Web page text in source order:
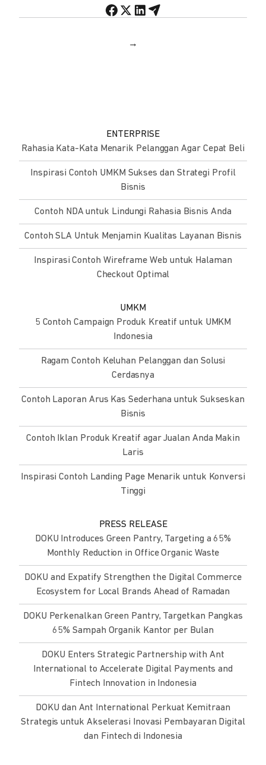
→
ENTERPRISE
Rahasia Kata-Kata Menarik Pelanggan Agar Cepat Beli
Inspirasi Contoh UMKM Sukses dan Strategi Profil
Bisnis
Contoh NDA untuk Lindungi Rahasia Bisnis Anda
Contoh SLA Untuk Menjamin Kualitas Layanan Bisnis
Inspirasi Contoh Wireframe Web untuk Halaman
Checkout Optimal
UMKM
5 Contoh Campaign Produk Kreatif untuk UMKM
Indonesia
Ragam Contoh Keluhan Pelanggan dan Solusi
Cerdasnya
Contoh Laporan Arus Kas Sederhana untuk Sukseskan
Bisnis
Contoh Iklan Produk Kreatif agar Jualan Anda Makin
Laris
Inspirasi Contoh Landing Page Menarik untuk Konversi
Tinggi
PRESS RELEASE
DOKU Introduces Green Pantry, Targeting a 65%
Monthly Reduction in Office Organic Waste
DOKU and Expatify Strengthen the Digital Commerce
Ecosystem for Local Brands Ahead of Ramadan
DOKU Perkenalkan Green Pantry, Targetkan Pangkas
65% Sampah Organik Kantor per Bulan
DOKU Enters Strategic Partnership with Ant
International to Accelerate Digital Payments and
Fintech Innovation in Indonesia
DOKU dan Ant International Perkuat Kemitraan
Strategis untuk Akselerasi Inovasi Pembayaran Digital
dan Fintech di Indonesia